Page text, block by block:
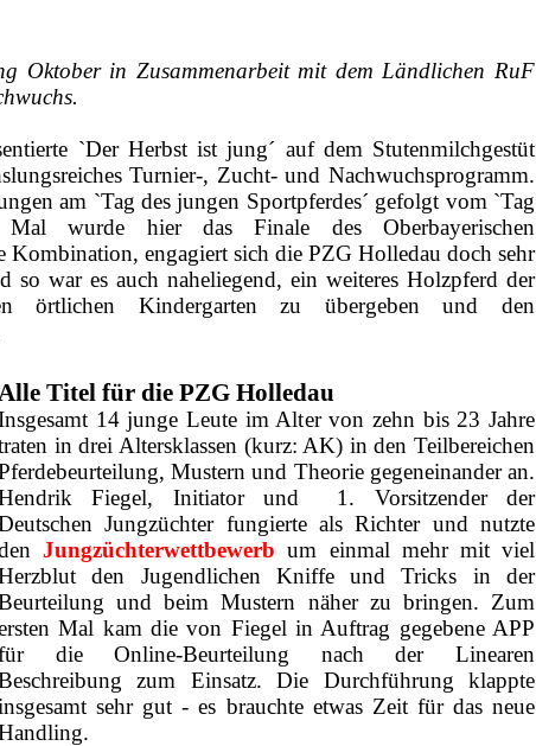
Oktober in Zusammenarbeit mit dem Ländlichen RuF
`Der Herbst ist jung´ auf dem Stutenmilchgestüt
Turnier-, Zucht- und Nachwuchsprogramm.
am `Tag des jungen Sportpferdes´ gefolgt vom `Tag
wurde hier das Finale des Oberbayerischen
Kombination, engagiert sich die PZG Holledau doch sehr
war es auch naheliegend, ein weiteres Holzpferd der
örtlichen Kindergarten zu übergeben und den
Alle Titel für die PZG Holledau
14 junge Leute im Alter von zehn bis 23 Jahre
in drei Altersklassen (kurz: AK) in den Teilbereichen
Mustern und Theorie gegeneinander an.
Fiegel, Initiator und 1. Vorsitzender der
Jungzüchter fungierte als Richter und nutzte
Jungzüchterwettbewerb um einmal mehr mit viel
den Jugendlichen Kniffe und Tricks in der
und beim Mustern näher zu bringen. Zum
Mal kam die von Fiegel in Auftrag gegebene APP
die Online-Beurteilung nach der Linearen
zum Einsatz. Die Durchführung klappte
sehr gut - es brauchte etwas Zeit für das neue